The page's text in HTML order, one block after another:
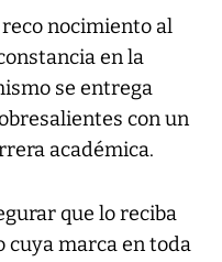
nocimiento al
en la
se entrega
con un
académica.
que lo reciba
cuya marca en toda